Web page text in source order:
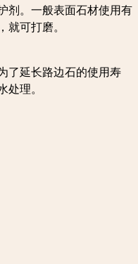
剂。一般表面石材使用有
就可打磨。
了延长路边石的使用寿
处理。